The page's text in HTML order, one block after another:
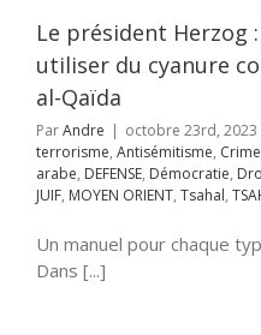
Droit Hamas
Iran
MONDE
ORIENT
TSAHAL
Le président Herzog
utiliser du cyanure
al-Qaïda
ParAndre | octobre 23rd, 2023
terrorisme, Antisémitisme,
arabe, DEFENSE, Démocratie,
JUIF, MOYEN ORIENT, Tsahal,
Un manuel pour chaque
Dans [...]